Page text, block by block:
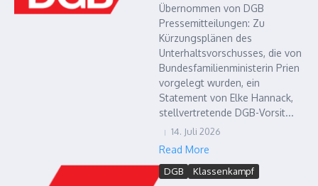
Übernommen von DGB
Pressemitteilungen: Zu
Kürzungsplänen des
Unterhaltsvorschusses, die von
Bundesfamilienministerin Prien
vorgelegt wurden, ein
Statement von Elke Hannack,
stellvertretende DGB-Vorsit...
14. Juli 2026
Read More
DGB Klassenkampf